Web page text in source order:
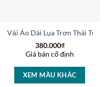
AD BT074
Vải Áo Dài Lụa Trơn Thái Tuấn
380.000₫
Giá bán cố định
XEM MÀU KHÁC